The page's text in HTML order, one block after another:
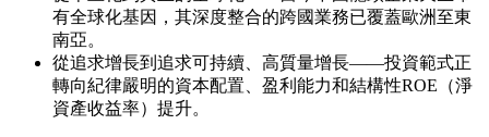
有全球化基因，其深度整合的跨國業務已覆蓋歐洲至東
南亞。
從追求增長到追求可持續、高質量增長——投資範式正
轉向紀律嚴明的資本配置、盈利能力和結構性ROE（淨
資產收益率）提升。